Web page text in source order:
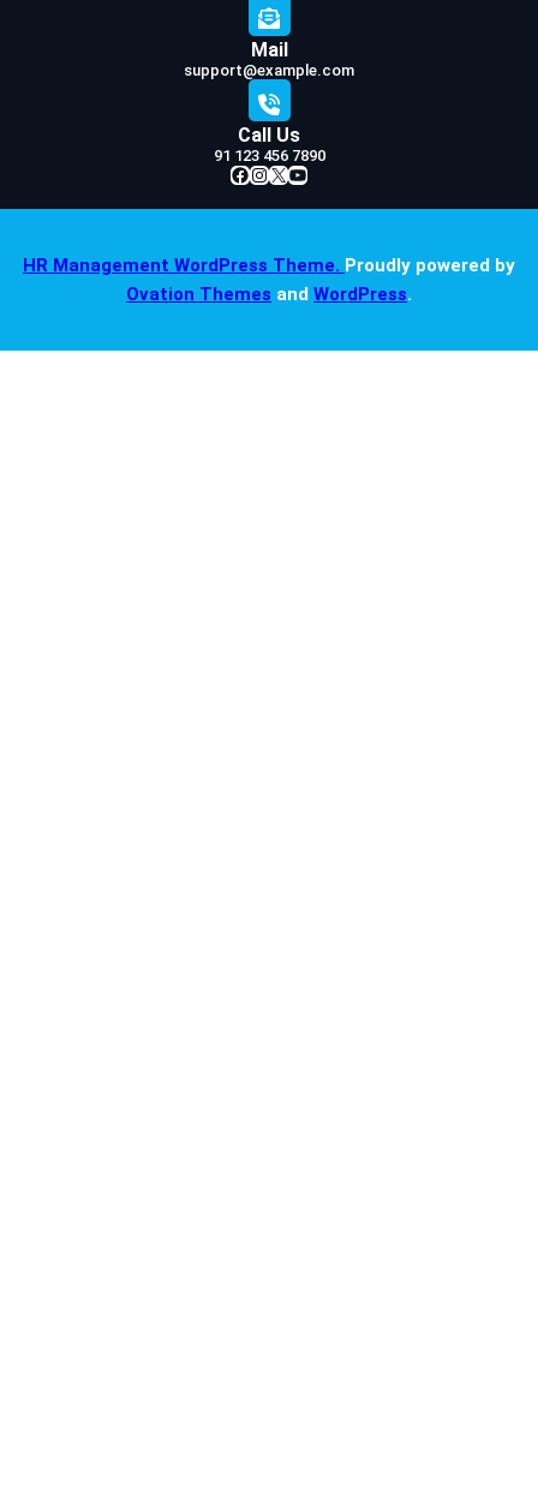
Mail
support@example.com
Call Us
91 123 456 7890
Facebook InstagramX YouTube
HR Management WordPress Theme. Proudly powered by
Ovation Themes and WordPress.